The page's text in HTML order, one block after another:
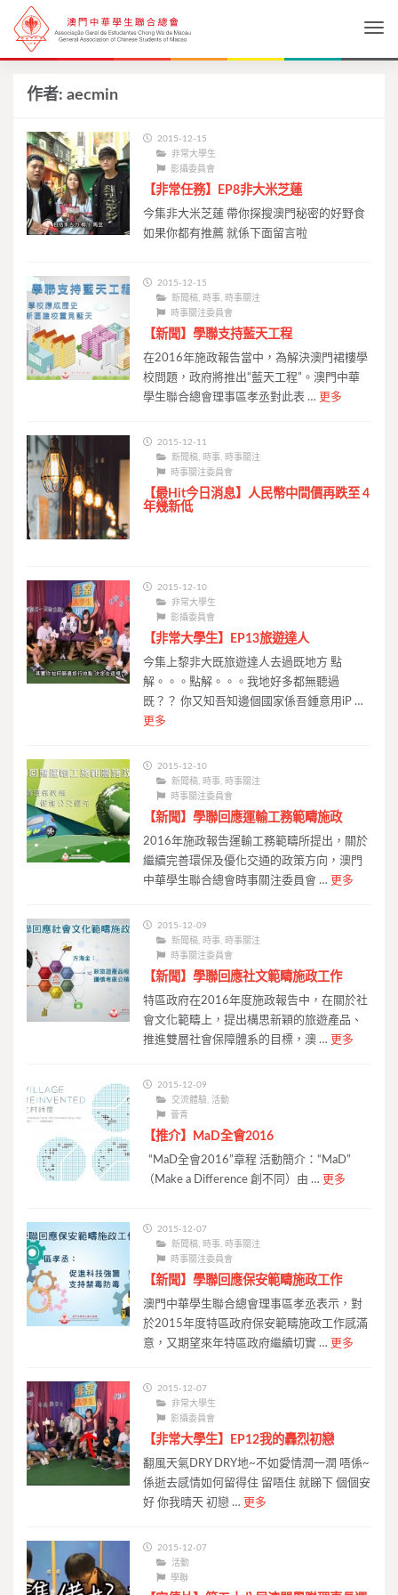
作者: aecmin
2015-12-15
非常大學生
影攝委員會
【非常任務】EP8非大米芝蓮
今集非大米芝蓮 帶你探搜澳門秘密的好野食
如果你都有推薦 就係下面留言啦
2015-12-15
新聞稿, 時事, 時事關注
時事關注委員會
【新聞】學聯支持藍天工程
在2016年施政報告當中，為解決澳門裙樓學
校問題，政府將推出“藍天工程”。澳門中華
學生聯合總會理事區孝丞對此表 … 更多
2015-12-11
新聞稿, 時事, 時事關注
時事關注委員會
【最Hit今日消息】人民幣中間價再跌至 4
年幾新低
2015-12-10
非常大學生
影攝委員會
【非常大學生】EP13旅遊達人
今集上黎非大既旅遊達人去過既地方 點
解。。。點解。。。我地好多都無聽過
既？？ 你又知吾知邊個國家係吾鍾意用iP …
更多
2015-12-10
新聞稿 時事 時事關注
時事關注委員會
【新聞】學聯回應運輸工務範疇施政
2016年施政報告運輸工務範疇所提出，關於
繼續完善環保及優化交通的政策方向，澳門
中華學生聯合總會時事關注委員會 … 更多
2015-12-09
新聞稿 時事 時事關注
時事關注委員會
【新聞】學聯回應社文範疇施政工作
特區政府在2016年度施政報告中，在關於社
會文化範疇上，提出構思新穎的旅遊產品、
推進雙層社會保障體系的目標，澳 … 更多
2015-12-09
交流體驗 ,活動
薈青
【推介】MaD全會2016
“MaD全會2016”章程 活動簡介：“MaD”
（Make a Difference 創不同）由 … 更多
2015-12-07
新聞稿, 時事, 時事關注
時事關注委員會
【新聞】學聯回應保安範疇施政工作
澳門中華學生聯合總會理事區孝丞表示，對
於2015年度特區政府保安範疇施政工作感滿
意，又期望來年特區政府繼續切實 … 更多
2015-12-07
非常大學生
影攝委員會
【非常大學生】EP12我的轟烈初戀
翻風天氣DRY DRY地~不如愛情潤一潤 唔係~
係逝去感情如何留得住 留唔住 就睇下 個個安
好 你我晴天 初戀 … 更多
2015-12-07
活動
學聯